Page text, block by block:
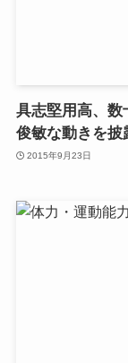
具志堅用高、数
俊敏な動きを披
2015年9月23日